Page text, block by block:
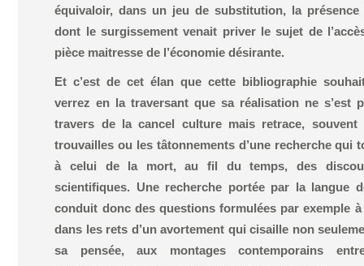
équivaloir, dans un jeu de substitution, la présence
dont le surgissement venait priver le sujet de
pièce maitresse de l’économie désirante.
Et c’est de cet élan que cette bibliographie
verrez en la traversant que sa réalisation ne s’est
travers de la cancel culture mais retrace, souvent
trouvailles ou les tâtonnements d’une recherche qui
à celui de la mort, au fil du temps, des
scientifiques. Une recherche portée par la langue
conduit donc des questions formulées par exemple
dans les rets d’un avortement qui cisaille non
sa pensée, aux montages contemporains